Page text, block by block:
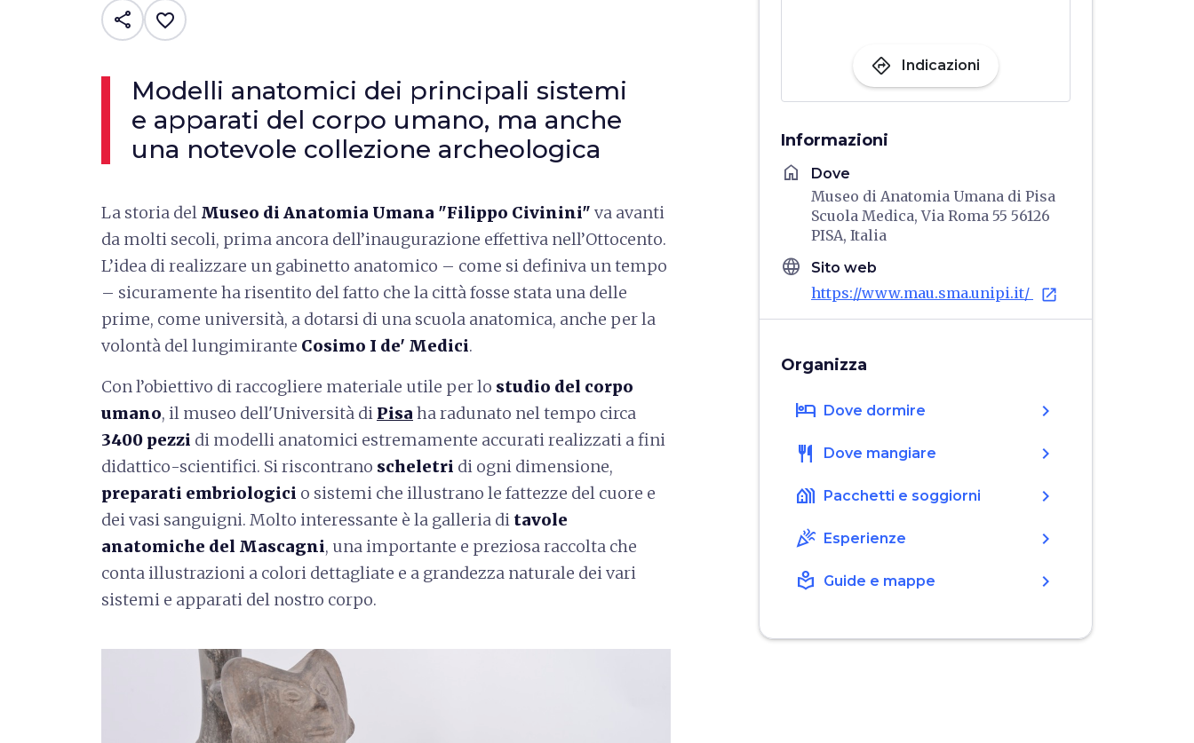
share favorite_border
Modelli anatomici dei principali sistemi
e apparati del corpo umano, ma anche
una notevole collezione archeologica
La storia del Museo di Anatomia Umana "Filippo Civinini" va avanti
da molti secoli, prima ancora dell’inaugurazione effettiva nell’Ottocento.
L’idea di realizzare un gabinetto anatomico – come si definiva un tempo
– sicuramente ha risentito del fatto che la città fosse stata una delle
prime, come università, a dotarsi di una scuola anatomica, anche per la
volontà del lungimirante Cosimo I de' Medici.
Con l’obiettivo di raccogliere materiale utile per lo studio del corpo
umano, il museo dell'Università di Pisa ha radunato nel tempo circa
3400 pezzi di modelli anatomici estremamente accurati realizzati a fini
didattico-scientifici. Si riscontrano scheletri di ogni dimensione,
preparati embriologici o sistemi che illustrano le fattezze del cuore e
dei vasi sanguigni. Molto interessante è la galleria di tavole
anatomiche del Mascagni, una importante e preziosa raccolta che
conta illustrazioni a colori dettagliate e a grandezza naturale dei vari
sistemi e apparati del nostro corpo.
directions Indicazioni
Informazioni
home Dove
Museo di Anatomia Umana di Pisa
Scuola Medica, Via Roma 55 56126
PISA, Italia
language Sito web
https://www.mau.sma.unipi.it/ open_in_new
Organizza
hotel Dove dormire chevron_right
restaurant Dove mangiare chevron_right
holiday_village Pacchetti e soggiorni chevron_right
celebration Esperienze chevron_right
local_library Guide e mappe chevron_right